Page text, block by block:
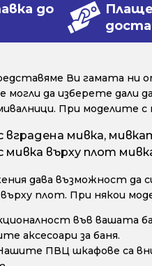
до
Ви гамата ни
да изберете дали
При моделите
мивка,
върху плот
дава възможност да
плот. При някои
във вашата
аксесоари за баня.
ПВЦ шкафове са